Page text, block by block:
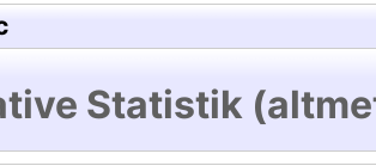
Statistik